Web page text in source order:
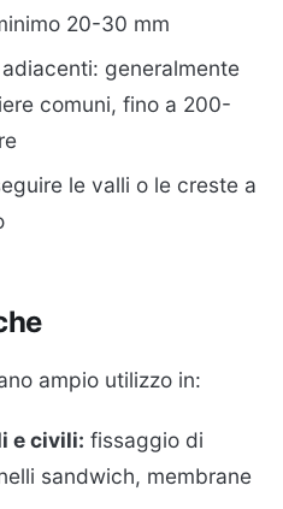
20-30 mm
generalmente
comuni, fino a 200-
le valli o le creste a
ampio utilizzo in:
e civili: fissaggio di
sandwich, membrane